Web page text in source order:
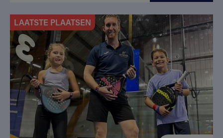
LAATSTE PLAATSEN